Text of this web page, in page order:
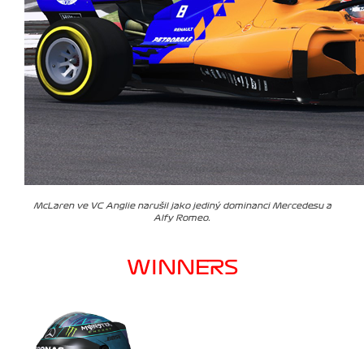
McLaren ve VC Anglie narušil jako jediný dominanci Mercedesu a
Alfy Romeo.
WINNERS